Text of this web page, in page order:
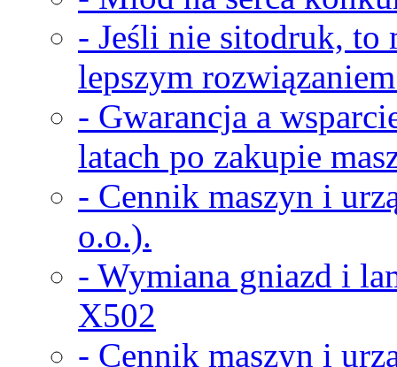
- Jeśli nie sitodruk, to
lepszym
- Gwarancja a
latach po zakupie
- Cennik maszyn i
o.o.).
- Wymiana gniazd i
X502
- Cennik maszyn i